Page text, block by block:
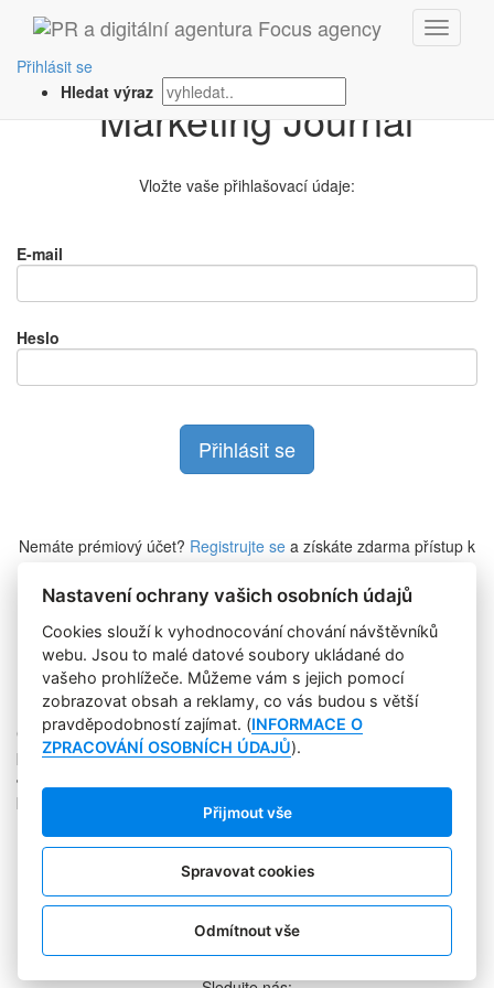
Přihlásit se
Hledat výrazPřihlášení na
Vložte vaše přihlašovací údaje:
E-mail
Heslo
Nemáte prémiový účet? Registrujte se a získáte zdarma přístup k
Zapomněli jste heslo?
Copyright © 2004-2020 Focus Agency, s.r.o. Plné znění licenčních
podmínek. ISSN 1803-957X
Jakékoliv publikování, přebírání nebo šíření obsahu je bez
písemného souhlasu Focus Agency, s.r.o. zakázáno.
RSS 1
Štítky
Zpracování osobních údajů
Kontakt
PR AGENTURA
COOKIES
Nastavení ochrany vašich osobních údajů
Cookies slouží k vyhodnocování chování návštěvníků
webu. Jsou to malé datové soubory ukládané do
vašeho prohlížeče. Můžeme vám s jejich pomocí
zobrazovat obsah a reklamy, co vás budou s větší
pravděpodobností zajímat. (INFORMACE O
ZPRACOVÁNÍ OSOBNÍCH ÚDAJŮ).
Přijmout vše
Spravovat cookies
Odmítnout vše